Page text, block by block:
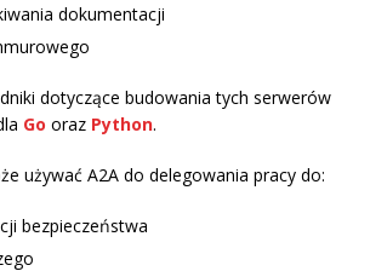
dokumentacji
dotyczące budowania tych serwerów
Go oraz Python.
używać A2A do delegowania pracy do:
bezpieczeństwa